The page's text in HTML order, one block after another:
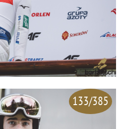
133/385